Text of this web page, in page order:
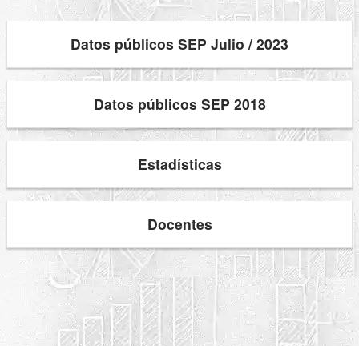
Datos públicos SEP Julio / 2023
Datos públicos SEP 2018
Estadísticas
Docentes